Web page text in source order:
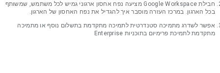
חבילת Google Workspace מציעה נפח אחסון ארגוני גמיש לכל משתמש, שמשותף
בכל הארגון. במרכז העזרה מוסבר איך להגדיל את נפח האחסון של הארגון.
אפשר לשדרג מתמיכה סטנדרטית לתמיכה מתקדמת בתשלום נוסף או מתמיכה
מתקדמת לתמיכת פרימיום בתוכניות Enterprise